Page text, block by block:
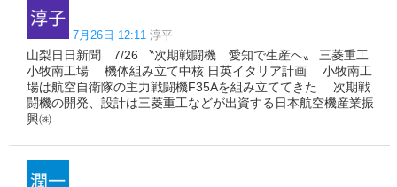
7月26日 12:11 淳平
山梨日日新聞 7/26 〝次期戦闘機 愛知で生産へ〟 三菱重工
小牧南工場 機体組み立て中核 日英イタリア計画 小牧南工
場は航空自衛隊の主力戦闘機F35Aを組み立ててきた 次期戦
闘機の開発、設計は三菱重工などが出資する日本航空機産業振
興㈱